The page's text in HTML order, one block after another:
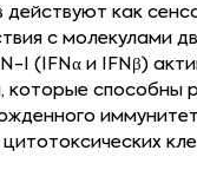
действуют как
с молекулами
I (IFNα и IFNβ)
способны